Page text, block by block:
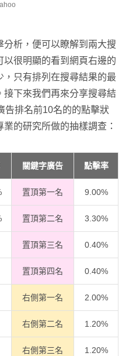
析，便可以瞭解到兩大搜
很明顯的看到網頁右邊的
，只有排列在搜尋結果的最
接下來我們再來分享搜尋結
告排名前10名的的點擊狀
的研究所做的抽樣調查：
關鍵字廣告 點擊率
置頂第一名 9.00%
置頂第二名 3.30%
置頂第三名 0.40%
置頂第四名 0.40%
右側第一名 2.00%
右側第二名 1.20%
右側第三名 1.20%